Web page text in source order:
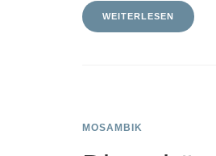
WEITERLESEN
MOSAMBIK